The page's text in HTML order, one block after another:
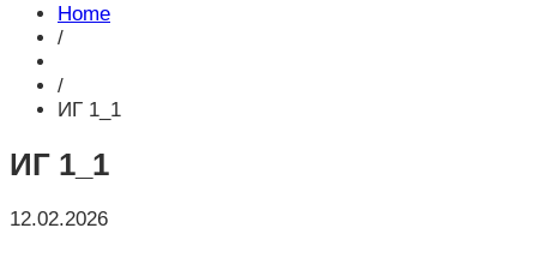
Home
/
/
ИГ 1_1
ИГ 1_1
12.02.2026